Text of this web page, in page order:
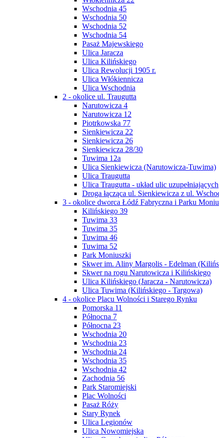
Wschodnia 45
Wschodnia 50
Wschodnia 52
Wschodnia 54
Pasaż Majewskiego
Ulica Jaracza
Ulica Kilińskiego
Ulica Rewolucji 1905 r.
Ulica Włókiennicza
Ulica Wschodnia
2 - okolice ul. Traugutta
Narutowicza 4
Narutowicza 12
Piotrkowska 77
Sienkiewicza 22
Sienkiewicza 26
Sienkiewicza 28/30
Tuwima 12a
Ulica Sienkiewicza (Narutowicza-Tuwima)
Ulica Traugutta
Ulica Traugutta - układ ulic uzupełniających
Droga łącząca ul. Sienkiewicza z ul.
3 - okolice dworca Łódź Fabryczna i Parku
Kilińskiego 39
Tuwima 33
Tuwima 35
Tuwima 46
Tuwima 52
Park Moniuszki
Skwer im. Aliny Margolis - Edelman
Skwer na rogu Narutowicza i Kilińskiego
Ulica Kilińskiego (Jaracza - Narutowicza)
Ulica Tuwima (Kilińskiego - Targowa)
4 - okolice Placu Wolności i Starego Rynku
Pomorska 11
Północna 7
Północna 23
Wschodnia 20
Wschodnia 23
Wschodnia 24
Wschodnia 35
Wschodnia 42
Zachodnia 56
Park Staromiejski
Plac Wolności
Pasaż Róży
Stary Rynek
Ulica Legionów
Ulica Nowomiejska